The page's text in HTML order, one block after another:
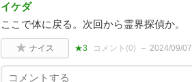
イケダ
ここで体に戻る。次回から霊界探偵か。
ナイス ★3 コメント(0) 2024/09/07